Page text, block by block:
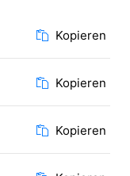
Kopieren
Kopieren
Kopieren